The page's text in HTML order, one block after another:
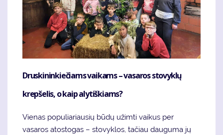
Druskininkiečiams vaikams – vasaros stovyklų
krepšelis, o kaip alytiškiams?
Vienas populiariausių būdų užimti vaikus per
vasaros atostogas – stovyklos, tačiau dauguma jų